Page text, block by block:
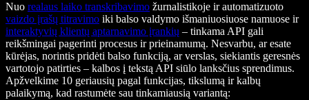
Nuo realaus laiko transkribavimo žurnalistikoje ir automatizuoto
vaizdo įrašų titravimo iki balso valdymo išmaniuosiuose namuose ir
interaktyvių klientų aptarnavimo įrankių – tinkama API gali
reikšmingai pagerinti procesus ir prieinamumą. Nesvarbu, ar esate
kūrėjas, norintis pridėti balso funkciją, ar verslas, siekiantis geresnės
vartotojo patirties – kalbos į tekstą API siūlo lanksčius sprendimus.
Apžvelkime 10 geriausių pagal funkcijas, tikslumą ir kalbų
palaikymą, kad rastumėte sau tinkamiausią variantą: